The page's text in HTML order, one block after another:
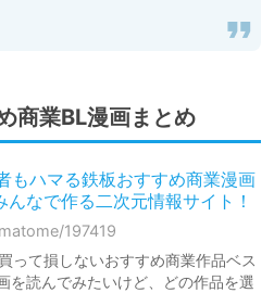
商業BL漫画まとめ
もハマる鉄板おすすめ商業漫画
なで作る二次元情報サイト！
197419
って損しないおすすめ商業作品ベス
を読んでみたいけど、どの作品を選